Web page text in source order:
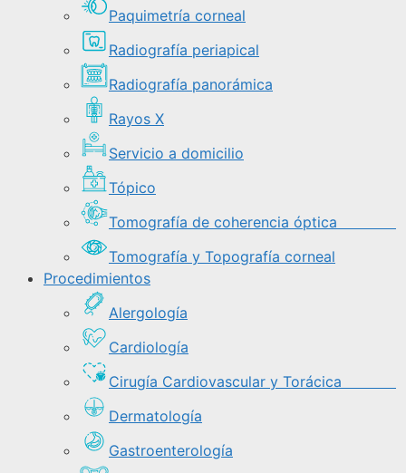
Paquimetría corneal
Radiografía periapical
Radiografía panorámica
Rayos X
Servicio a domicilio
Tópico
Tomografía de coherencia óptica
Tomografía y Topografía corneal
Procedimientos
Alergología
Cardiología
Cirugía Cardiovascular y Torácica
Dermatología
Gastroenterología